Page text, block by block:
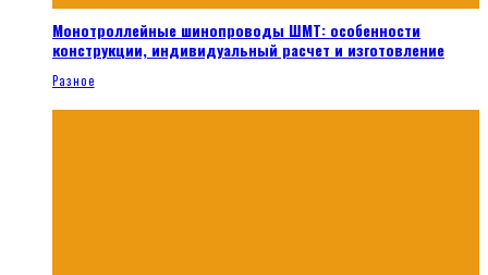
Монотроллейные шинопроводы ШМТ: особенности
конструкции, индивидуальный расчет и изготовление
Разное